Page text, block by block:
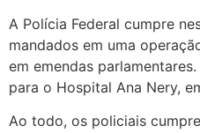
A Polícia Federal cumpre
mandados em uma
em emendas
para o Hospital Ana Nery,
Ao todo, os policiais